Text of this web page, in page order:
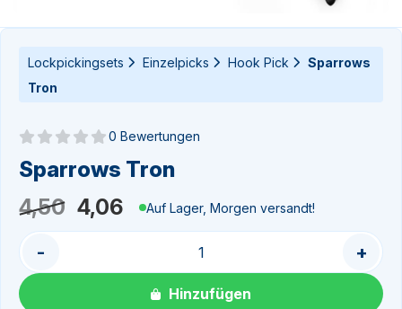
Lockpickingsets Einzelpicks Hook Pick
Sparrows
Tron
Noch keine Bewertungen
0 Bewertungen
Sparrows Tron
4,50 Ursprünglicher
Preis
4,50
4,06Aktueller
Preis
4,06.
Auf Lager, Morgen versandt!
- +
Hinzufügen